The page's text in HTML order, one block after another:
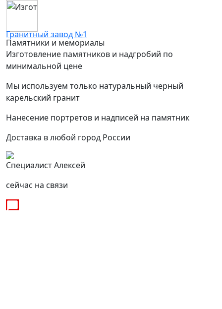
Гранитный завод №1
Памятники и мемориалы
Изготовление памятников и надгробий по
минимальной цене
Мы используем только натуральный черный
карельский гранит
Нанесение портретов и надписей на памятник
Доставка в любой город России
Специалист Алексей
сейчас на связи